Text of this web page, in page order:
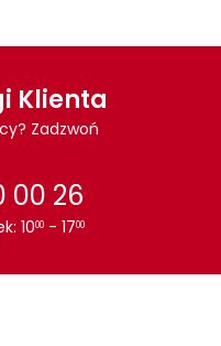
oświetlenia
montażu
dziecka
Klienta
Zadzwoń
00 26
1000 - 1700